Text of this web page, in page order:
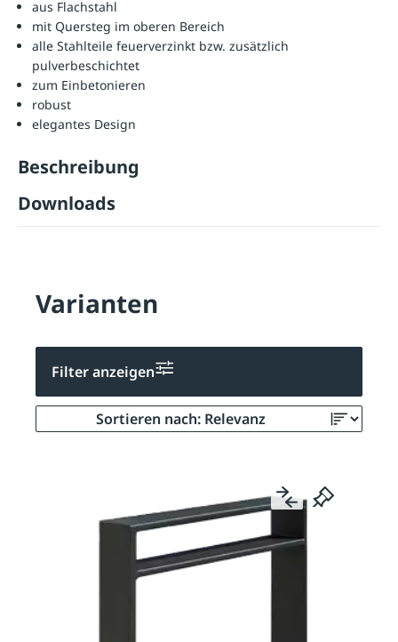
aus Flachstahl
mit Quersteg im oberen Bereich
alle Stahlteile feuerverzinkt bzw. zusätzlich
pulverbeschichtet
zum Einbetonieren
robust
elegantes Design
Beschreibung
Downloads
Varianten
Filter anzeigen